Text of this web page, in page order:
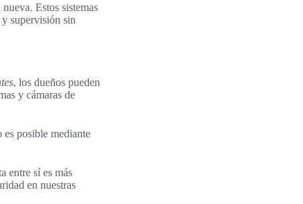
Estos sistemas
supervisión sin
, los dueños pueden
y cámaras de
es posible mediante
entre sí es más
en nuestras